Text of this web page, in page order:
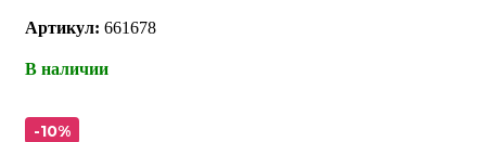
Артикул: 661678
В наличии
-10%